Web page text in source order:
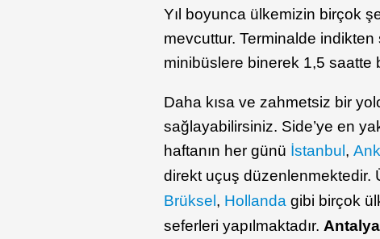
Yıl boyunca ülkemizin birçok
mevcuttur. Terminalde
minibüslere binerek 1,5 saatte
Daha kısa ve zahmetsiz bir
sağlayabilirsiniz. Side’ye en
haftanın her günü İstanbul ,
direkt uçuş
Brüksel , Hollanda gibi birçok
seferleri yapılmaktadır.Antalya